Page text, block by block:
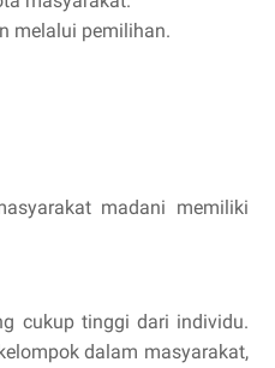
melalui pemilihan.
madani memiliki
cukup tinggi dari individu.
dalam masyarakat,